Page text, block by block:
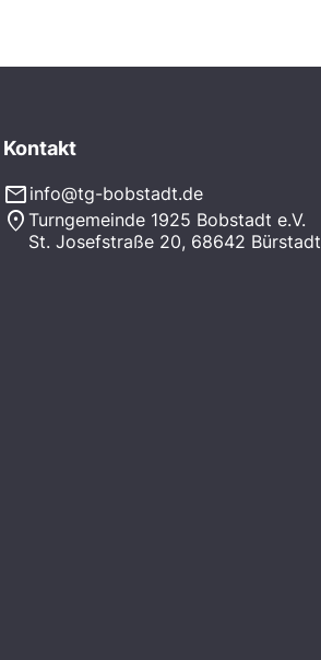
Kontakt
mail info@tg-bobstadt.de
location_on Turngemeinde 1925 Bobstadt e.V.
St. Josefstraße 20, 68642 Bürstadt